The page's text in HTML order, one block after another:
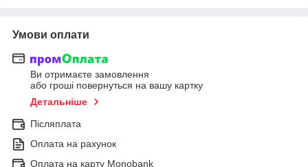
Умови оплати
Ви отримаєте замовлення
або гроші повернуться на вашу картку
Детальніше
Післяплата
Оплата на рахунок
Оплата на карту Monobank